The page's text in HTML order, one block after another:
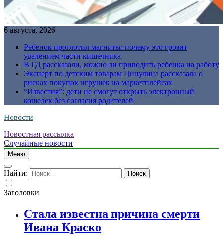
6 августа, 2026
Ребенок проглотил магниты: почему это грозит
удалением части кишечника
В ГД рассказали, можно ли приводить ребенка на работу
Эксперт по детским товарам Цицулина рассказала о
рисках покупок игрушек на маркетплейсах
“Известия”: дети не смогут открыть электронный
кошелек без согласия родителей
Новости
Новостная рассылка
Случайные новости
Меню
Найти:
Заголовки
Стала известна причина смерти
Ивана Краско